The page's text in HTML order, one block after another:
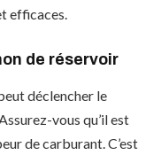
efficaces.
de réservoir
déclencher le
vous qu’il est
de carburant. C’est